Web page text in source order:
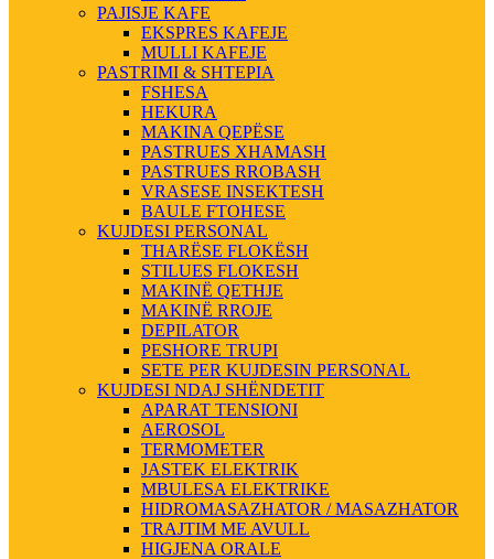
PAJISJE KAFE
EKSPRES KAFEJE
MULLI KAFEJE
PASTRIMI & SHTEPIA
FSHESA
HEKURA
MAKINA QEPËSE
PASTRUES XHAMASH
PASTRUES RROBASH
VRASESE INSEKTESH
BAULE FTOHESE
KUJDESI PERSONAL
THARËSE FLOKËSH
STILUES FLOKESH
MAKINË QETHJE
MAKINË RROJE
DEPILATOR
PESHORE TRUPI
SETE PER KUJDESIN PERSONAL
KUJDESI NDAJ SHËNDETIT
APARAT TENSIONI
AEROSOL
TERMOMETER
JASTEK ELEKTRIK
MBULESA ELEKTRIKE
HIDROMASAZHATOR / MASAZHATOR
TRAJTIM ME AVULL
HIGJENA ORALE